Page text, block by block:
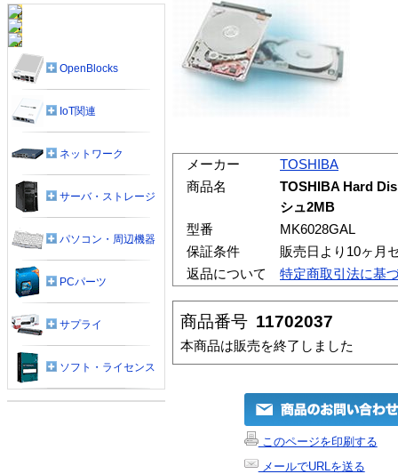
メーカー
TOSHIBA
商品名
TOSHIBA Hard
シュ2MB
型番
MK6028GAL
保証条件
販売日より10ヶ月
返品について
特定商取引法に基
商品番号 11702037
本商品は販売を終了しました
このページを印刷する
メールでURLを送る
OpenBlocks
IoT関連
ネットワーク
サーバ・ストレージ
パソコン・周辺機器
PCパーツ
サプライ
ソフト・ライセンス